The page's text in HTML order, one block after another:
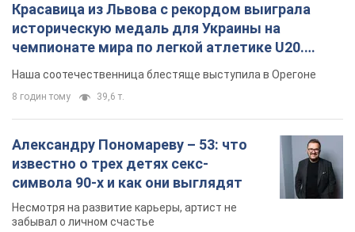
Красавица из Львова с рекордом выиграла
историческую медаль для Украины на
чемпионате мира по легкой атлетике U20.
Видео
Наша соотечественница блестяще выступила в Орегоне
8 годин тому 39,6 т.
Александру Пономареву – 53: что
известно о трех детях секс-
символа 90-х и как они выглядят
Несмотря на развитие карьеры, артист не
забывал о личном счастье